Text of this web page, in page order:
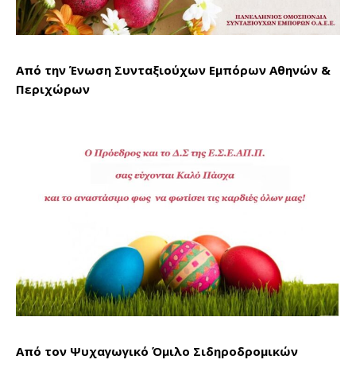
Από την Ένωση Συνταξιούχων Εμπόρων Αθηνών &
Περιχώρων
Από τον Ψυχαγωγικό Όμιλο Σιδηροδρομικών